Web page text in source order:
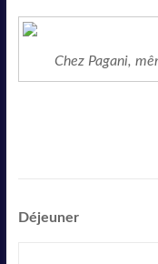
Chez Pagani,
Déjeuner